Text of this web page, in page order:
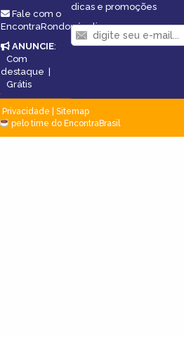
Fale com o
EncontraRondonópolis
ANUNCIE:
Com
destaque |
Grátis
dicas e promoções
Privacidade
Sitemap
pelo time do EncontraBrasil